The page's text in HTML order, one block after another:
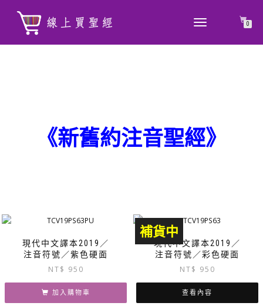
TOGGLE
0
《新舊約注音聖經》
現代中文譯本2019／
注音符號／紫色硬面
NT$ 950
加入購物車
補貨中
現代中文譯本2019／
注音符號／彩色硬面
NT$ 950
查看內容